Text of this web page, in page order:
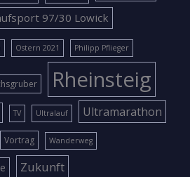
97/30 Lowick
Ostern 2021 Philipp Pflieger
Rheinsteig
TV Ultralauf Ultramarathon
Vortrag Wanderweg
Zukunft